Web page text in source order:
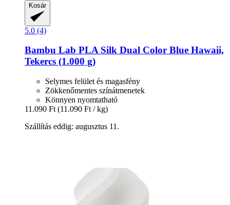
Kosár
5.0 (4)
Bambu Lab PLA Silk Dual Color Blue Hawaii,
Tekercs (1.000 g)
Selymes felület és magasfény
Zökkenőmentes színátmenetek
Könnyen nyomtatható
11.090 Ft (11.090 Ft / kg)
Szállítás eddig: augusztus 11.